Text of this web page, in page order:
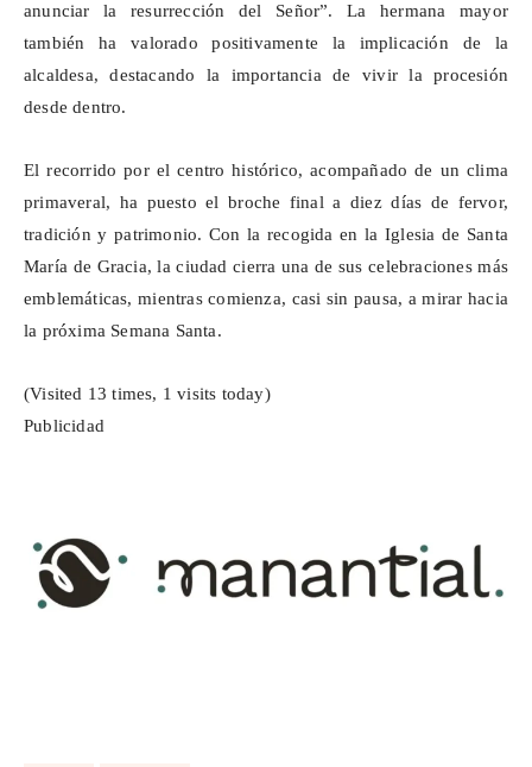
anunciar la resurrección del Señor”. La hermana mayor
también ha valorado positivamente la implicación de la
alcaldesa, destacando la importancia de vivir la procesión
desde dentro.
El recorrido por el centro histórico, acompañado de un clima
primaveral, ha puesto el broche final a diez días de fervor,
tradición y patrimonio. Con la recogida en la Iglesia de Santa
María de Gracia, la ciudad cierra una de sus celebraciones más
emblemáticas, mientras comienza, casi sin pausa, a mirar hacia
la próxima Semana Santa.
(Visited 13 times, 1 visits today)
Publicidad